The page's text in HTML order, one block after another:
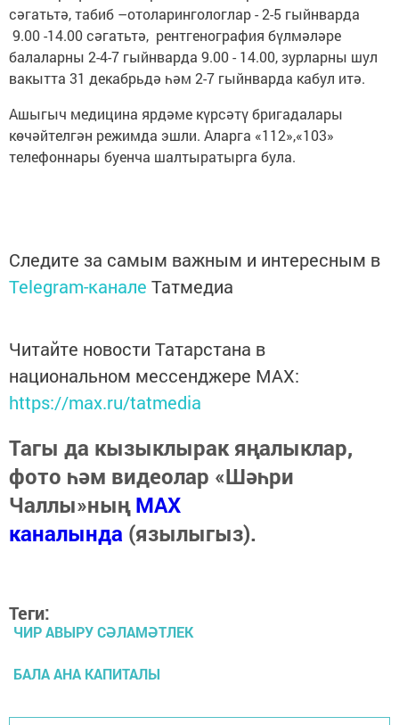
сәгатьтә, табиб –отоларингологлар - 2-5 гыйнварда
9.00 -14.00 сәгатьтә, рентгенография бүлмәләре
балаларны 2-4-7 гыйнварда 9.00 - 14.00, зурларны шул
вакытта 31 декабрьдә һәм 2-7 гыйнварда кабул итә.
Ашыгыч медицина ярдәме күрсәтү бригадалары
көчәйтелгән режимда эшли. Аларга «112»,«103»
телефоннары буенча шалтыратырга була.
Следите за самым важным и интересным в
Telegram-канале Татмедиа
Читайте новости Татарстана в
национальном мессенджере MАХ:
https://max.ru/tatmedia
Тагы да кызыклырак яңалыклар,
фото һәм видеолар «Шәһри
Чаллы»ныңMAX
каналында (язылыгыз).
Теги:
ЧИР АВЫРУ СӘЛАМӘТЛЕК
БАЛА АНА КАПИТАЛЫ